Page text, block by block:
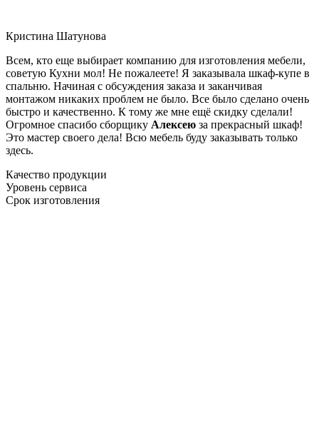
Кристина Шатунова
Всем, кто еще выбирает компанию для изготовления мебели,
советую Кухни мол! Не пожалеете! Я заказывала шкаф-купе в
спальню. Начиная с обсуждения заказа и заканчивая
монтажом никаких проблем не было. Все было сделано очень
быстро и качественно. К тому же мне ещё скидку сделали!
Огромное спасибо сборщику Алексею за прекрасный шкаф!
Это мастер своего дела! Всю мебель буду заказывать только
здесь.
Качество продукции
Уровень сервиса
Срок изготовления